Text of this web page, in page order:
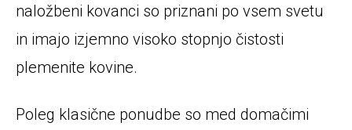
naložbeni kovanci so priznani po vsem svetu
in imajo izjemno visoko stopnjo čistosti
plemenite kovine.
Poleg klasične ponudbe so med domačimi